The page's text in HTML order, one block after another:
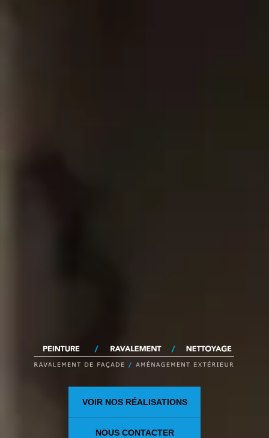
VOIR NOS RÉALISATIONS
NOUS CONTACTER